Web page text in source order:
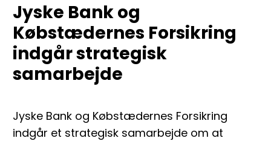
Jyske Bank og
Købstædernes Forsikring
indgår strategisk
samarbejde
Jyske Bank og Købstædernes Forsikring
indgår et strategisk samarbejde om at